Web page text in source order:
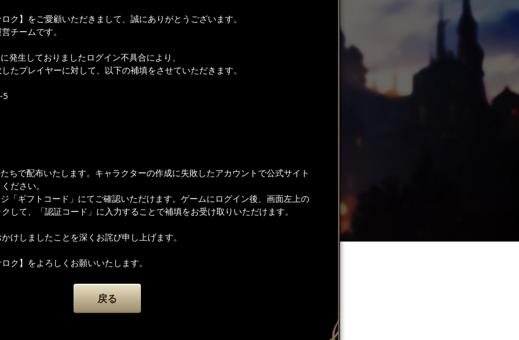
ク】をご愛顧いただきまして、誠にありがとうございます。
チームです。
発生しておりましたログイン不具合により、
たプレイヤーに対して、以下の補填をさせていただきます。
5
ちで配布いたします。キャラクターの作成に失敗したアカウントで公式サイト
ださい。
「ギフトコード」にてご確認いただけます。ゲームにログイン後、画面左上の
して、「認証コード」に入力することで補填をお受け取りいただけます。
けしましたことを深くお詫び申し上げます。
ク】をよろしくお願いいたします。
戻る